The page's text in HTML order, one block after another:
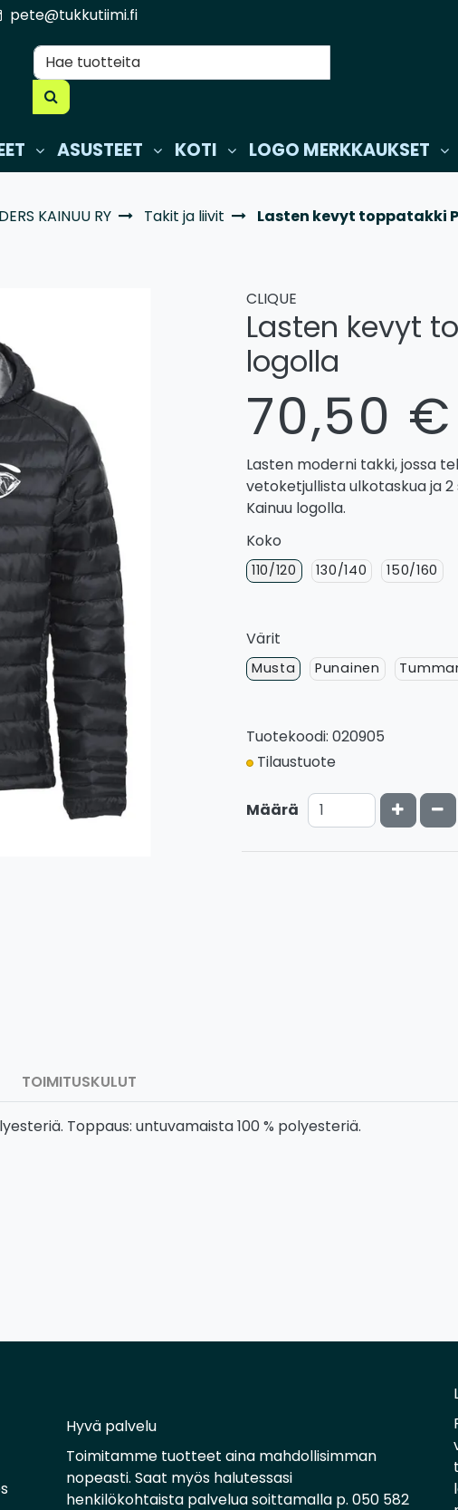
pete@tukkutiimi.fi
ASUSTEET KOTI LOGO MERKKAUKSET
KAINUU RY Takit ja liivit Lasten kevyt toppatakki
CLIQUE
Lasten kevyt
logolla
70,50 €
Lasten moderni takki, jossa
vetoketjullista ulkotaskua ja
Kainuu logolla.
Koko
110/120 130/140 150/160
Värit
Musta Punainen
Tuotekoodi: 020905
Tilaustuote
Määrä Kasvata
TOIMITUSKULUT
Toppaus: untuvamaista 100 % polyesteriä.
Hyvä palvelu
Toimitamme tuotteet aina mahdollisimman
nopeasti. Saat myös halutessasi
henkilökohtaista palvelua soittamalla p. 050 582